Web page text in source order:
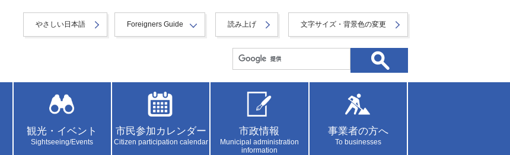
やさしい日本語 Foreigners Guide 読み上げ 文字サイズ・背景色の変更
観光・イベント
Sightseeing/Events
市民参加カレンダー
Citizen participation calendar
市政情報
Municipal administration
information
事業者の方へ
To businesses